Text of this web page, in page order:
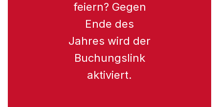
feiern? Gegen
Ende des
Jahres wird der
Buchungslink
aktiviert.